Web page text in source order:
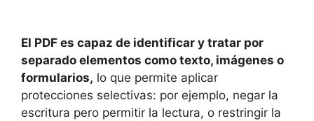
El PDF es capaz de identificar y tratar por
separado elementos como texto, imágenes o
formularios, lo que permite aplicar
protecciones selectivas: por ejemplo, negar la
escritura pero permitir la lectura, o restringir la